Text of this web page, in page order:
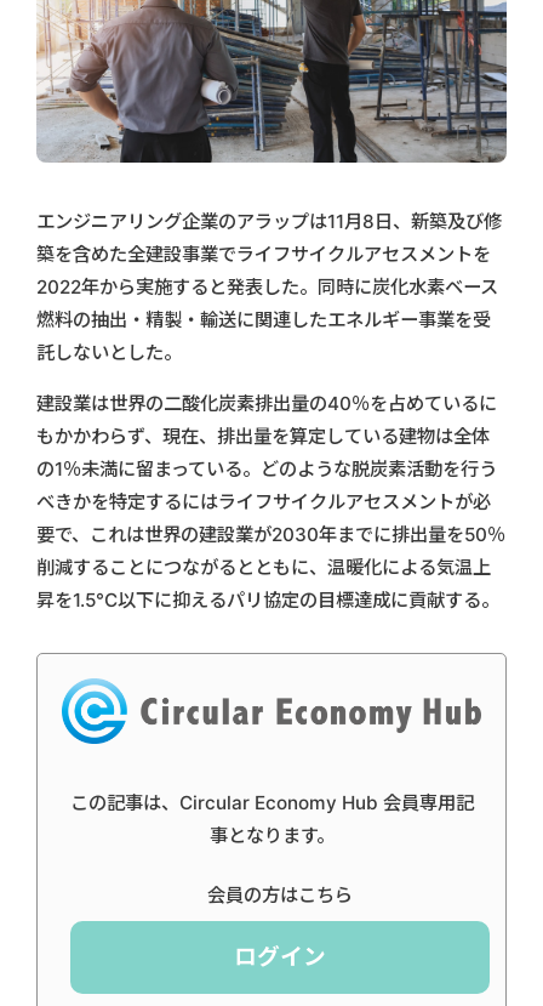
エンジニアリング企業のアラップは11月8日、新築及び修
築を含めた全建設事業でライフサイクルアセスメントを
2022年から実施すると発表した。同時に炭化水素ベース
燃料の抽出・精製・輸送に関連したエネルギー事業を受
託しないとした。
建設業は世界の二酸化炭素排出量の40％を占めているに
もかかわらず、現在、排出量を算定している建物は全体
の1％未満に留まっている。どのような脱炭素活動を行う
べきかを特定するにはライフサイクルアセスメントが必
要で、これは世界の建設業が2030年までに排出量を50％
削減することにつながるとともに、温暖化による気温上
昇を1.5°C以下に抑えるパリ協定の目標達成に貢献する。
この記事は、Circular Economy Hub 会員専用記
事となります。
会員の方はこちら
ログイン